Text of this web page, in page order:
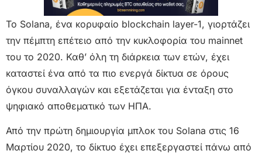
To Solana, ένα κορυφαίο blockchain layer-1, γιορτάζει
την πέμπτη επέτειο από την κυκλοφορία του mainnet
του το 2020. Καθ’ όλη τη διάρκεια των ετών, έχει
καταστεί ένα από τα πιο ενεργά δίκτυα σε όρους
όγκου συναλλαγών και εξετάζεται για ένταξη στο
ψηφιακό αποθεματικό των ΗΠΑ.
Από την πρώτη δημιουργία μπλοκ του Solana στις 16
Μαρτίου 2020, το δίκτυο έχει επεξεργαστεί πάνω από